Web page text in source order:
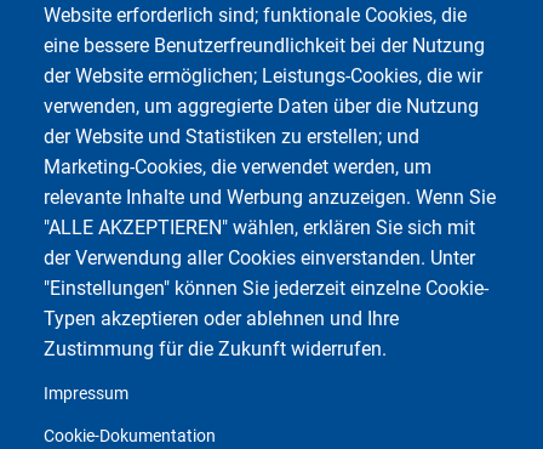
Website erforderlich sind; funktionale Cookies, die
eine bessere Benutzerfreundlichkeit bei der Nutzung
der Website ermöglichen; Leistungs-Cookies, die wir
verwenden, um aggregierte Daten über die Nutzung
der Website und Statistiken zu erstellen; und
Marketing-Cookies, die verwendet werden, um
relevante Inhalte und Werbung anzuzeigen. Wenn Sie
"ALLE AKZEPTIEREN" wählen, erklären Sie sich mit
der Verwendung aller Cookies einverstanden. Unter
"Einstellungen" können Sie jederzeit einzelne Cookie-
Typen akzeptieren oder ablehnen und Ihre
Zustimmung für die Zukunft widerrufen.
Impressum
Cookie-Dokumentation
über
Dlna
oder
UPnP
im
Netzwerk
streamen